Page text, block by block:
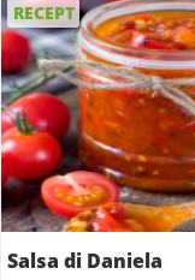
RECEPT
Salsa di Daniela